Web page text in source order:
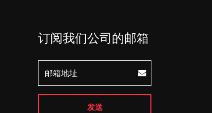
订阅我们公司的邮箱
发送